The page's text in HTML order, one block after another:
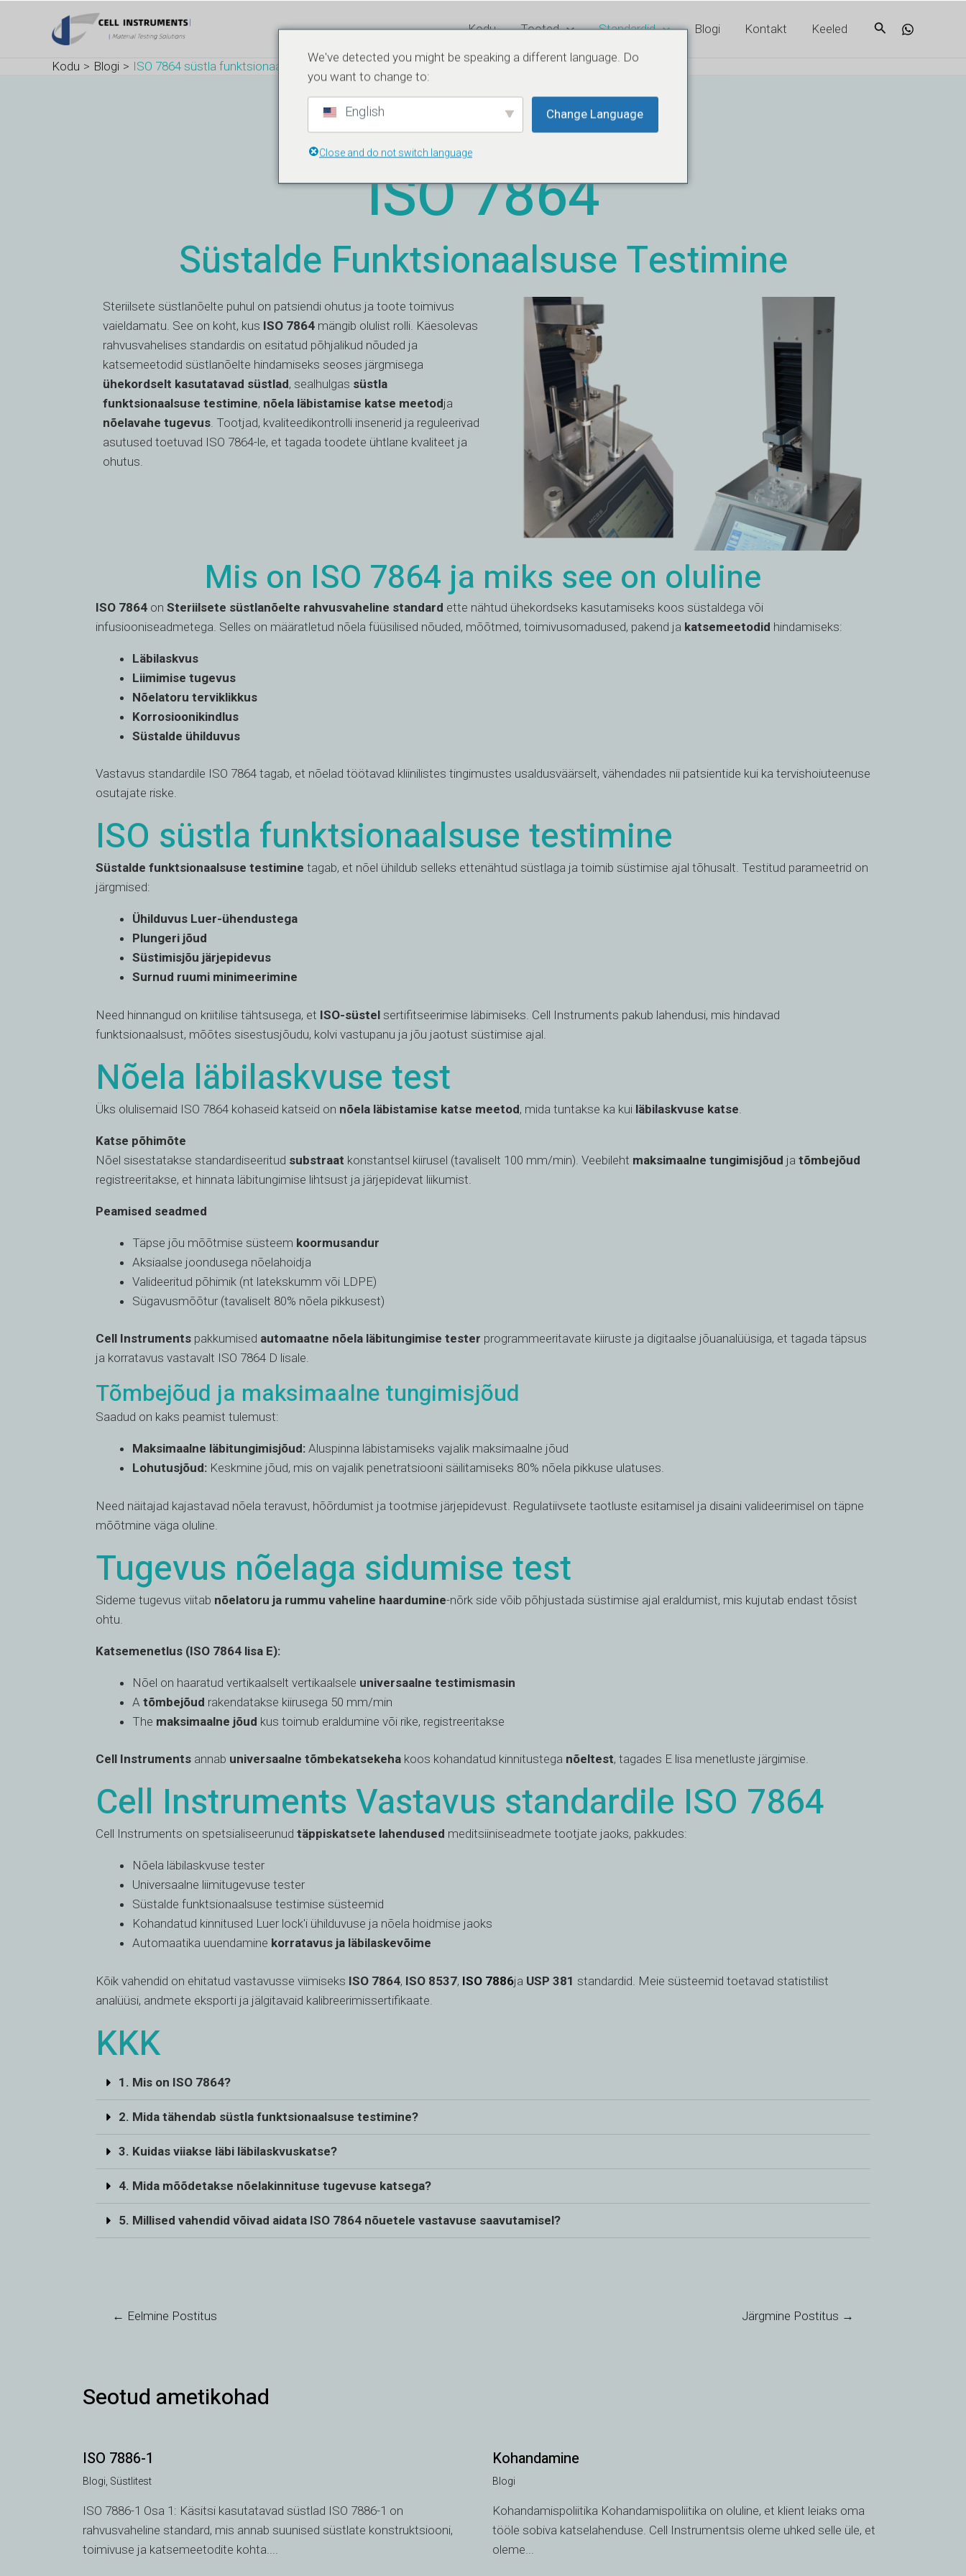
Kodu Tooted Standardid Blogi Kontakt Keeled Otsi
Kodu Blogi ISO 7864 süstla funktsionaalsuse testimine hüpodermilise süstlaga
ISO 7864
Süstalde Funktsionaalsuse Testimine
Steriilsete süstlanõelte puhul on patsiendi ohutus ja toote toimivus
vaieldamatu. See on koht, kus ISO 7864 mängib olulist rolli. Käesolevas
rahvusvahelises standardis on esitatud põhjalikud nõuded ja
katsemeetodid süstlanõelte hindamiseks seoses järgmisega
ühekordselt kasutatavad süstlad, sealhulgas süstla
funktsionaalsuse testimine, nõela läbistamise katse meetodja
nõelavahe tugevus. Tootjad, kvaliteedikontrolli insenerid ja reguleerivad
asutused toetuvad ISO 7864-le, et tagada toodete ühtlane kvaliteet ja
ohutus.
Mis on ISO 7864 ja miks see on oluline
ISO 7864 on Steriilsete süstlanõelte rahvusvaheline standard ette nähtud ühekordseks kasutamiseks koos süstaldega või
infusiooniseadmetega. Selles on määratletud nõela füüsilised nõuded, mõõtmed, toimivusomadused, pakend ja katsemeetodid hindamiseks:
Läbilaskvus
Liimimise tugevus
Nõelatoru terviklikkus
Korrosioonikindlus
Süstalde ühilduvus
Vastavus standardile ISO 7864 tagab, et nõelad töötavad kliinilistes tingimustes usaldusväärselt, vähendades nii patsientide kui ka tervishoiuteenuse
osutajate riske.
ISO süstla funktsionaalsuse testimine
Süstalde funktsionaalsuse testimine tagab, et nõel ühildub selleks ettenähtud süstlaga ja toimib süstimise ajal tõhusalt. Testitud parameetrid on
järgmised:
Ühilduvus Luer-ühendustega
Plungeri jõud
Süstimisjõu järjepidevus
Surnud ruumi minimeerimine
Need hinnangud on kriitilise tähtsusega, et ISO-süstel sertifitseerimise läbimiseks. Cell Instruments pakub lahendusi, mis hindavad
funktsionaalsust, mõõtes sisestusjõudu, kolvi vastupanu ja jõu jaotust süstimise ajal.
Nõela läbilaskvuse test
Üks olulisemaid ISO 7864 kohaseid katseid on nõela läbistamise katse meetod, mida tuntakse ka kui läbilaskvuse katse
Katse põhimõte
Nõel sisestatakse standardiseeritud substraat konstantsel kiirusel (tavaliselt 100 mm/min). Veebileht maksimaalne tungimisjõud ja tõmbejõud
registreeritakse, et hinnata läbitungimise lihtsust ja järjepidevat liikumist.
Peamised seadmed
Täpse jõu mõõtmise süsteem koormusandur
Aksiaalse joondusega nõelahoidja
Valideeritud põhimik (nt latekskumm või LDPE)
Sügavusmõõtur (tavaliselt 80% nõela pikkusest)
Cell Instruments pakkumised automaatne nõela läbitungimise tester programmeeritavate kiiruste ja digitaalse jõuanalüüsiga, et tagada täpsus
ja korratavus vastavalt ISO 7864 D lisale.
Tõmbejõud ja maksimaalne tungimisjõud
Saadud on kaks peamist tulemust:
Maksimaalne läbitungimisjõud: Aluspinna läbistamiseks vajalik maksimaalne jõud
Lohutusjõud: Keskmine jõud, mis on vajalik penetratsiooni säilitamiseks 80% nõela pikkuse ulatuses.
Need näitajad kajastavad nõela teravust, hõõrdumist ja tootmise järjepidevust. Regulatiivsete taotluste esitamisel ja disaini valideerimisel on täpne
mõõtmine väga oluline.
Tugevus nõelaga sidumise test
Sideme tugevus viitab nõelatoru ja rummu vaheline haardumine-nõrk side võib põhjustada süstimise ajal eraldumist, mis kujutab endast tõsist
ohtu.
Katsemenetlus (ISO 7864 lisa E):
Nõel on haaratud vertikaalselt vertikaalsele universaalne testimismasin
A tõmbejõud rakendatakse kiirusega 50 mm/min
The maksimaalne jõud kus toimub eraldumine või rike, registreeritakse
Cell Instruments annab universaalne tõmbekatsekeha koos kohandatud kinnitustega nõeltest, tagades E lisa menetluste järgimise.
Cell Instruments Vastavus standardile ISO 7864
Cell Instruments on spetsialiseerunud täppiskatsete lahendused meditsiiniseadmete tootjate jaoks, pakkudes:
Nõela läbilaskvuse tester
Universaalne liimitugevuse tester
Süstalde funktsionaalsuse testimise süsteemid
Kohandatud kinnitused Luer lock'i ühilduvuse ja nõela hoidmise jaoks
Automaatika uuendamine korratavus ja läbilaskevõime
Kõik vahendid on ehitatud vastavusse viimiseks ISO 7864, ISO 8537, ISO 7886ja USP 381 standardid. Meie süsteemid toetavad statistilist
analüüsi, andmete eksporti ja jälgitavaid kalibreerimissertifikaate.
KKK
1. Mis on ISO 7864?
2. Mida tähendab süstla funktsionaalsuse testimine?
3. Kuidas viiakse läbi läbilaskvuskatse?
4. Mida mõõdetakse nõelakinnituse tugevuse katsega?
5. Millised vahendid võivad aidata ISO 7864 nõuetele vastavuse saavutamisel?
navigation
← Eelmine Postitus Järgmine Postitus →
Seotud ametikohad
ISO 7886-1
Blogi Süstlitest
ISO 7886-1 Osa 1: Käsitsi kasutatavad süstlad ISO 7886-1 on
rahvusvaheline standard, mis annab suunised süstlate konstruktsiooni,
toimivuse ja katsemeetodite kohta....
Kohandamine
Blogi
Kohandamispoliitika Kohandamispoliitika on oluline, et klient leiaks oma
tööle sobiva katselahenduse. Cell Instrumentsis oleme uhked selle üle, et
oleme...
We've detected you might be speaking a different language. Do
you want to change to:
English Change Language
Close and do not switch language
NL